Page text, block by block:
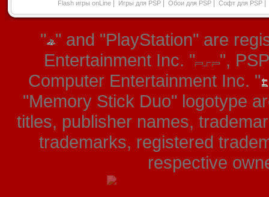
Flash игры onLine Игры для PSP Обои для PSP Софт для PSP
" " and "PlayStation" are
Entertainment Inc. "
",
Computer Entertainment Inc. "
"Memory Stick Duo" logotype
titles, publisher names,
trademarks, registered
respective